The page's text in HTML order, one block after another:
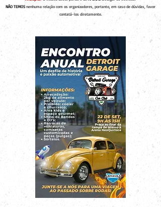
NÃO TEMOS nenhuma relação com os organizadores, portanto, em caso de dúvidas, favor
contatá-los diretamente.